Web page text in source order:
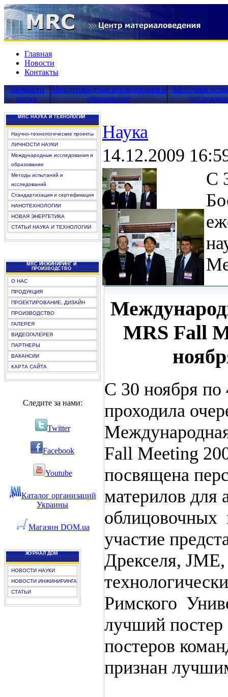
Главная
Новости
Контакты
Личности
науки
Международные исследования и
образование
Методики
MRC НАУКА И ТЕХНОЛОГИИ
Научно-технологические проекты
ЛИЧНОСТИ НАУКИ
Международные исследования и
образование
Методы испытаний и
исследований
Стандартизация и сертификация
НАНОТЕХНОЛОГИИ
НОВАЯ ЭНЕРГЕТИКА
СТАТЬИ НАУКА И ТЕХНОЛОГИИ
MRC ИНЖИНИРИНГ И
ПРОИЗВОДСТВО
О НАС
ПРОДУКЦИЯ
ПРОЕКТИРОВАНИЕ, ДИЗАЙН
ПРОИЗВОДСТВО
ГАЛЕРЕЯ
ВИДЕОГАЛЕРЕЯ
ПАРТНЕРЫ
ВАКАНСИИ
КАРТА САЙТА
Следите за нами:
Twitter
Facebook
Youtube
Каталог организаций
Украины
Магазин DOM.ua
ЖУРНАЛ ДОМ
НОВОСТИ НАУКИ
НОВОСТИ ИНЖИНИРИНГА
СТАТЬИ
Наука
14.12.2009
С
MRS Fall
С 30 ноября по
проходила
Fall Meeting
посвящена
материлов для
облицовочных
участие
Дрекселя,
Римского
лучший
постеров
признан